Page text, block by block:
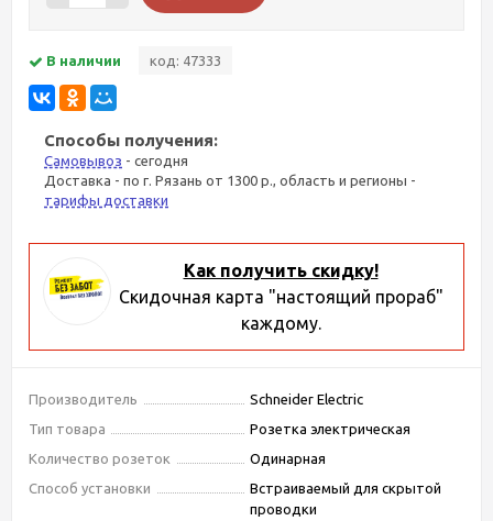
В наличии код: 47333
Способы получения:
Самовывоз - сегодня
Доставка - по г. Рязань от 1300 р., область и регионы -
тарифы доставки
Как получить скидку!
Скидочная карта "настоящий прораб"
каждому.
Производитель
Schneider Electric
Тип товара
Розетка электрическая
Количество розеток
Одинарная
Способ установки
Встраиваемый для скрытой
проводки